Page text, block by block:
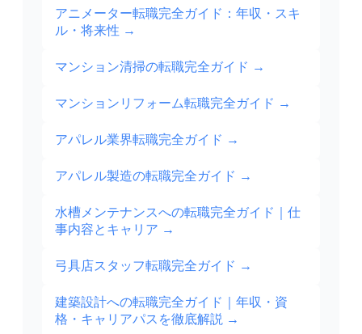
アニメーター転職完全ガイド：年収・スキ
ル・将来性 →
マンション清掃の転職完全ガイド →
マンションリフォーム転職完全ガイド →
アパレル業界転職完全ガイド →
アパレル製造の転職完全ガイド →
水槽メンテナンスへの転職完全ガイド｜仕
事内容とキャリア →
弓具店スタッフ転職完全ガイド →
建築設計への転職完全ガイド｜年収・資
格・キャリアパスを徹底解説 →